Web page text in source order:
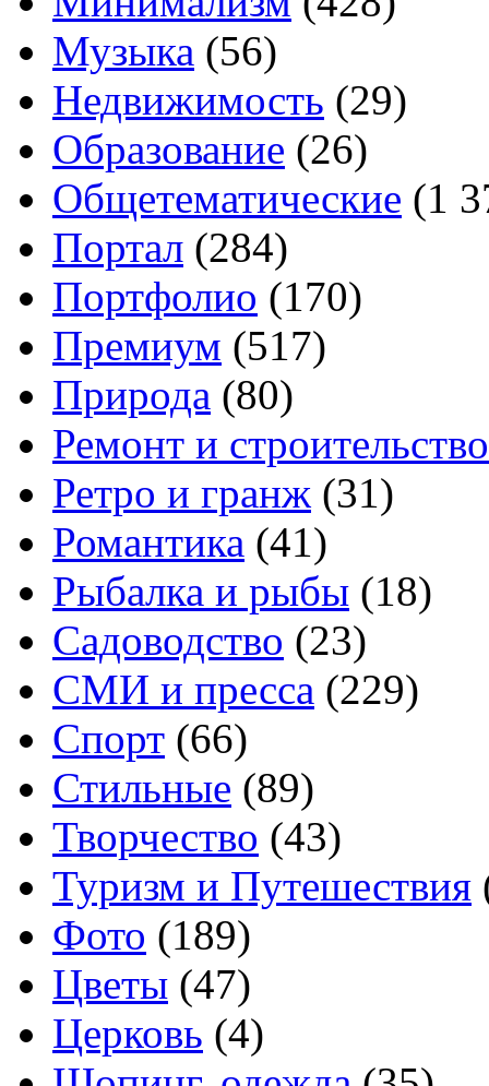
Музыка (56)
Недвижимость (29)
Образование (26)
Общетематические (1
Портал (284)
Портфолио (170)
Премиум (517)
Природа (80)
Ремонт и строительство
Ретро и гранж (31)
Романтика (41)
Рыбалка и рыбы (18)
Садоводство (23)
СМИ и пресса (229)
Спорт (66)
Стильные (89)
Творчество (43)
Туризм и Путешествия
Фото (189)
Цветы (47)
Церковь (4)